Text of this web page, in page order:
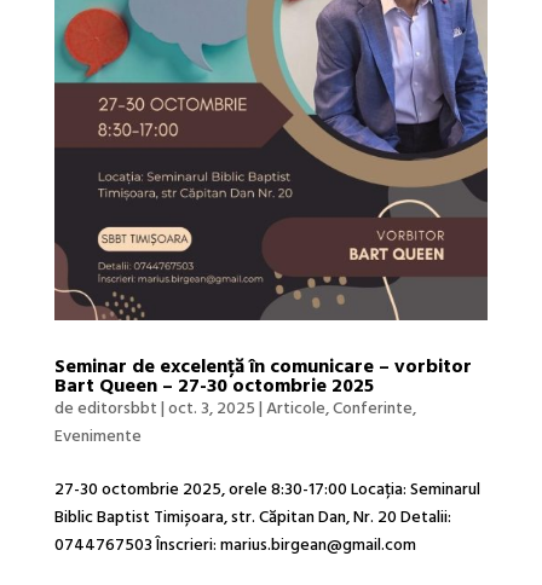
Seminar de excelență în comunicare – vorbitor
Bart Queen – 27-30 octombrie 2025
deeditorsbbt|oct. 3, 2025|Articole,Conferinte,
Evenimente
27-30 octombrie 2025, orele 8:30-17:00 Locația: Seminarul
Biblic Baptist Timișoara, str. Căpitan Dan, Nr. 20 Detalii:
0744767503 Înscrieri: marius.birgean@gmail.com